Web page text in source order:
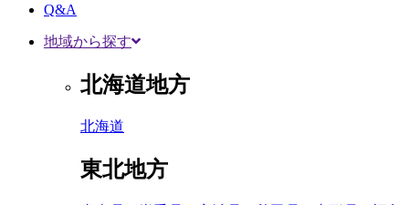
Q&A
地域から探す
北海道地方
北海道
東北地方